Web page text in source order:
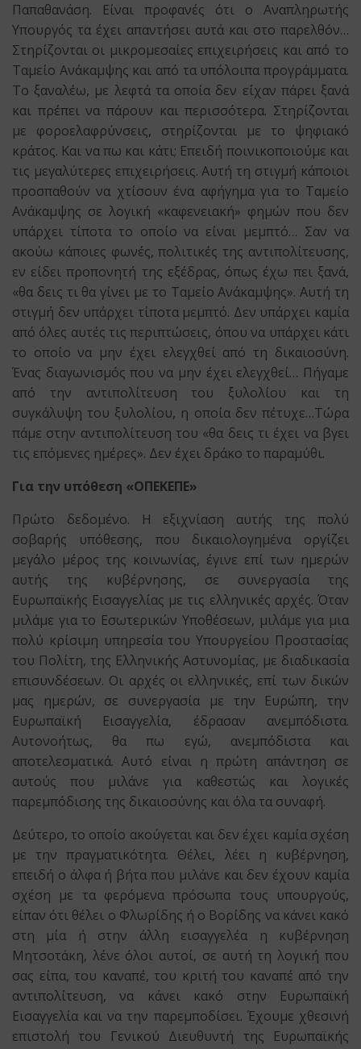
Παπαθανάση. Είναι προφανές ότι ο Αναπληρωτής
Υπουργός τα έχει απαντήσει αυτά και στο παρελθόν…
Στηρίζονται οι μικρομεσαίες επιχειρήσεις και από το
Ταμείο Ανάκαμψης και από τα υπόλοιπα προγράμματα.
Το ξαναλέω, με λεφτά τα οποία δεν είχαν πάρει ξανά
και πρέπει να πάρουν και περισσότερα. Στηρίζονται
με φοροελαφρύνσεις, στηρίζονται με το ψηφιακό
κράτος. Και να πω και κάτι; Επειδή ποινικοποιούμε και
τις μεγαλύτερες επιχειρήσεις. Αυτή τη στιγμή κάποιοι
προσπαθούν να χτίσουν ένα αφήγημα για το Ταμείο
Ανάκαμψης σε λογική «καφενειακή» φημών που δεν
υπάρχει τίποτα το οποίο να είναι μεμπτό… Σαν να
ακούω κάποιες φωνές, πολιτικές της αντιπολίτευσης,
εν είδει προπονητή της εξέδρας, όπως έχω πει ξανά,
«θα δεις τι θα γίνει με το Ταμείο Ανάκαμψης». Αυτή τη
στιγμή δεν υπάρχει τίποτα μεμπτό. Δεν υπάρχει καμία
από όλες αυτές τις περιπτώσεις, όπου να υπάρχει κάτι
το οποίο να μην έχει ελεγχθεί από τη δικαιοσύνη.
Ένας διαγωνισμός που να μην έχει ελεγχθεί… Πήγαμε
από την αντιπολίτευση του ξυλολίου και τη
συγκάλυψη του ξυλολίου, η οποία δεν πέτυχε…Τώρα
πάμε στην αντιπολίτευση του «θα δεις τι έχει να βγει
τις επόμενες ημέρες». Δεν έχει δράκο το παραμύθι.
Για την υπόθεση «ΟΠΕΚΕΠΕ»
Πρώτο δεδομένο. Η εξιχνίαση αυτής της πολύ
σοβαρής υπόθεσης, που δικαιολογημένα οργίζει
μεγάλο μέρος της κοινωνίας, έγινε επί των ημερών
αυτής της κυβέρνησης, σε συνεργασία της
Ευρωπαϊκής Εισαγγελίας με τις ελληνικές αρχές. Όταν
μιλάμε για το Εσωτερικών Υποθέσεων, μιλάμε για μια
πολύ κρίσιμη υπηρεσία του Υπουργείου Προστασίας
του Πολίτη, της Ελληνικής Αστυνομίας, με διαδικασία
επισυνδέσεων. Οι αρχές οι ελληνικές, επί των δικών
μας ημερών, σε συνεργασία με την Ευρώπη, την
Ευρωπαϊκή Εισαγγελία, έδρασαν ανεμπόδιστα.
Αυτονοήτως, θα πω εγώ, ανεμπόδιστα και
αποτελεσματικά. Αυτό είναι η πρώτη απάντηση σε
αυτούς που μιλάνε για καθεστώς και λογικές
παρεμπόδισης της δικαιοσύνης και όλα τα συναφή.
Δεύτερο, το οποίο ακούγεται και δεν έχει καμία σχέση
με την πραγματικότητα. Θέλει, λέει η κυβέρνηση,
επειδή ο άλφα ή βήτα που μιλάνε και δεν έχουν καμία
σχέση με τα φερόμενα πρόσωπα τους υπουργούς,
είπαν ότι θέλει ο Φλωρίδης ή ο Βορίδης να κάνει κακό
στη μία ή στην άλλη εισαγγελέα η κυβέρνηση
Μητσοτάκη, λένε όλοι αυτοί, σε αυτή τη λογική που
σας είπα, του καναπέ, του κριτή του καναπέ από την
αντιπολίτευση, να κάνει κακό στην Ευρωπαϊκή
Εισαγγελία και να την παρεμποδίσει. Έχουμε χθεσινή
επιστολή του Γενικού Διευθυντή της Ευρωπαϊκής